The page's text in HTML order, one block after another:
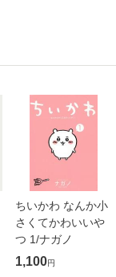
ちいかわ なんか小
さくてかわいいや
つ 1/ナガノ
1,100円